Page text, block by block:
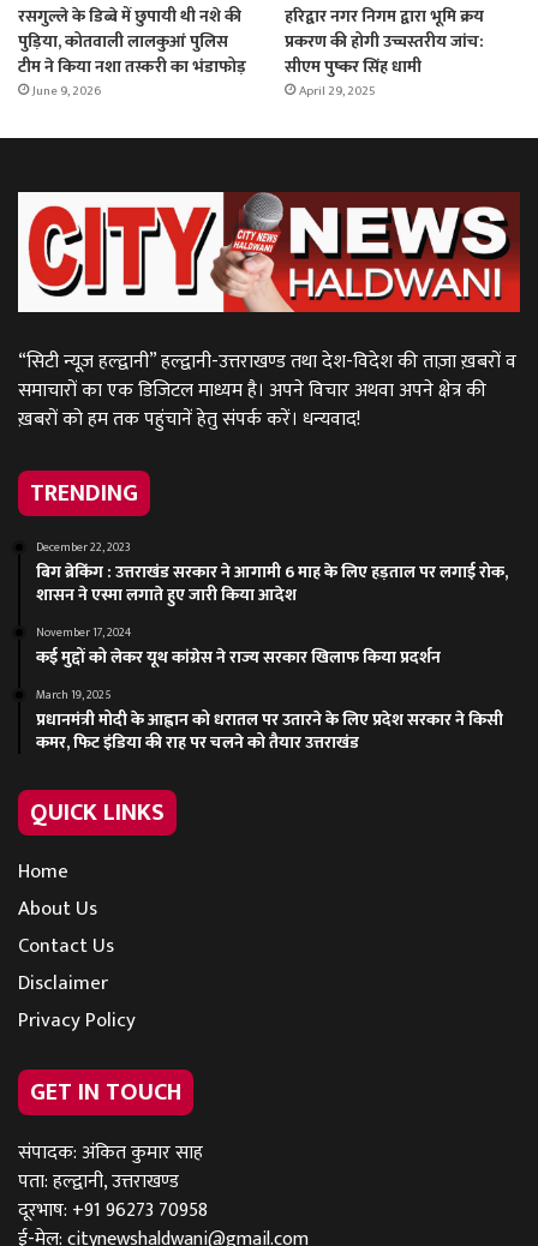
रसगुल्ले के डिब्बे में छुपायी थी नशे की
पुड़िया, कोतवाली लालकुआं पुलिस
टीम ने किया नशा तस्करी का भंडाफोड़
June 9, 2026
हरिद्वार नगर निगम द्वारा भूमि क्रय
प्रकरण की होगी उच्चस्तरीय जांच:
सीएम पुष्कर सिंह धामी
April 29, 2025
“सिटी न्यूज़ हल्द्वानी” हल्द्वानी-उत्तराखण्ड तथा देश-विदेश की ताज़ा ख़बरों व
समाचारों का एक डिजिटल माध्यम है। अपने विचार अथवा अपने क्षेत्र की
ख़बरों को हम तक पहुंचानें हेतु संपर्क करें। धन्यवाद!
TRENDING
December 22, 2023
बिग ब्रेकिंग : उत्तराखंड सरकार ने आगामी 6 माह के लिए हड़ताल पर लगाई रोक,
शासन ने एस्मा लगाते हुए जारी किया आदेश
November 17, 2024
कई मुद्दों को लेकर यूथ कांग्रेस ने राज्य सरकार खिलाफ किया प्रदर्शन
March 19, 2025
प्रधानमंत्री मोदी के आह्वान को धरातल पर उतारने के लिए प्रदेश सरकार ने किसी
कमर, फिट इंडिया की राह पर चलने को तैयार उत्तराखंड
QUICK LINKS
Home
About Us
Contact Us
Disclaimer
Privacy Policy
GET IN TOUCH
संपादक: अंकित कुमार साह
पता: हल्द्वानी, उत्तराखण्ड
दूरभाष: +91 96273 70958
ई-मेल:citynewshaldwani@gmail.com